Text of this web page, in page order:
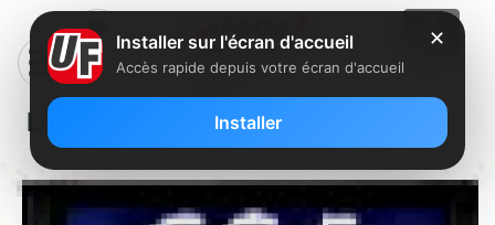
Le CSA surveille les “télé-tirelire”
✕
Installer sur l'écran d'accueil
Accès rapide depuis votre écran d'accueil
Installer